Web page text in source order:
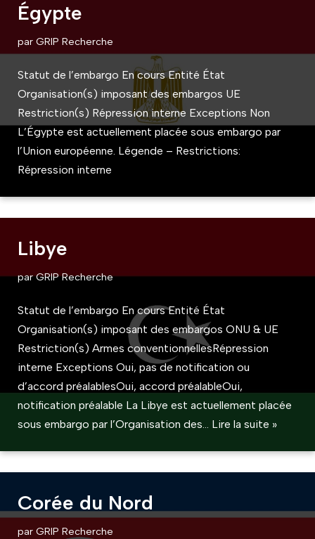
Égypte
par GRIP Recherche
Statut de l’embargo En cours Entité État
Organisation(s) imposant des embargos UE
Restriction(s) Répression interne Exceptions Non
L’Égypte est actuellement placée sous embargo par
l’Union européenne. Légende – Restrictions:
Répression interne
Libye
parGRIP Recherche
Statut de l’embargo En cours Entité État
Organisation(s) imposant des embargos ONU & UE
Restriction(s) Armes conventionnellesRépression
interne Exceptions Oui, pas de notification ou
d’accord préalablesOui, accord préalableOui,
notification préalable La Libye est actuellement placée
sous embargo par l’Organisation des… Lire la suite »
Corée du Nord
par GRIP Recherche